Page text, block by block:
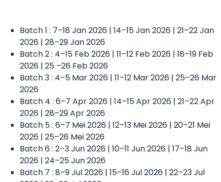
Batch 1 : 7–18 Jan 2026 | 14–15 Jan 2026 | 21–22 Jan
2026 | 28–29 Jan 2026
Batch 2 : 4–15 Feb 2026 | 11–12 Feb 2026 | 18–19 Feb
2026 | 25 –26 Feb 2026
Batch 3 : 4–5 Mar 2026 | 11–12 Mar 2026 | 25–26 Mar
2026
Batch 4 : 6–7 Apr 2026 | 14–15 Apr 2026 | 21–22 Apr
2026 | 28–29 Apr 2026
Batch 5 : 6–7 Mei 2026 | 12–13 Mei 2026 | 20–21 Mei
2026 | 25–26 Mei 2026
Batch 6 : 2–3 Jun 2026 | 10–11 Jun 2026 | 17–18 Jun
2026 | 24–25 Jun 2026
Batch 7 : 8–9 Jul 2026 | 15–16 Jul 2026 | 22–23 Jul